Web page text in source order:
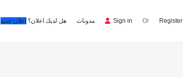
هل لديك اعلان؟ اعلان جديد مدونات Sign in Or Register